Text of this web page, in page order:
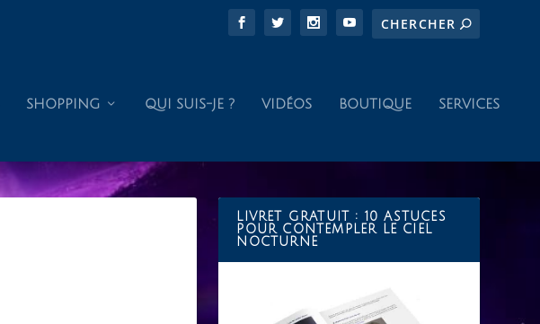
SHOPPING QUI SUIS-JE ? VIDÉOS BOUTIQUE SERVICES
LIVRET GRATUIT : 10 ASTUCES
POUR CONTEMPLER LE CIEL
NOCTURNE